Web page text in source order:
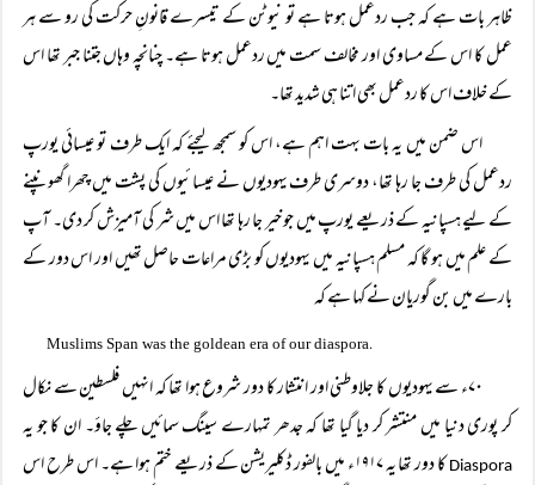
ظاہر بات ہے کہ جب ردعمل ہوتا ہے تو نیوٹن کے تیسرے قانونِ حرکت کی رو سے ہر
عمل کا اس کے مساوی اور مخالف سمت میں ردعمل ہوتا ہے۔ چنانچہ وہاں جتنا جبر تھا اس
کے خلاف اس کا ردعمل بھی اتنا ہی شدید تھا۔
اس ضمن میں یہ بات بہت اہم ہے، اس کو سمجھ لیجئے کہ ایک طرف تو عیسائی یورپ
ردعمل کی طرف جا رہا تھا، دوسری طرف یہودیوں نے عیسائیوں کی پشت میں چھرا گھونپنے
کے لیے ہسپانیہ کے ذریعے یورپ میں جو خیر جا رہا تھا اس میں شر کی آمیزش کر دی۔ آپ
کے علم میں ہو گا کہ مسلم ہسپانیہ میں یہودیوں کو بڑی مراعات حاصل تھیں اور اس دور کے
بارے میں بن گوریان نے کہا ہے کہ
Muslims Span was the goldean era of our diaspora.
۷۰ء سے یہودیوں کا جلاوطنی اور انتشار کا دور شروع ہوا تھا کہ انہیں فلسطین سے نکال
کر پوری دنیا میں منتشر کر دیا گیا تھا کہ جدھر تمہارے سینگ سمائیں چلے جاؤ۔ ان کا جو یہ
Diaspora
کا دور تھا یہ ۱۹۱۷ء میں بالفور ڈکلیریشن کے ذریعے ختم ہوا ہے۔ اس طرح اس